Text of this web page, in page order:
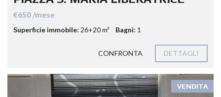
€650 /mese
Superficie immobile: 26+20 m² Bagni: 1
CONFRONTA DETTAGLI
VENDITA